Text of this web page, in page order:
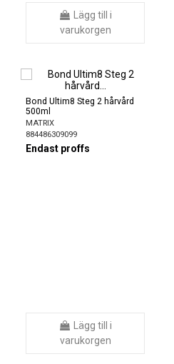
Lägg till i
varukorgen
Bond Ultim8 Steg 2 hårvård
500ml
MATRIX
884486309099
Endast proffs
Lägg till i
varukorgen